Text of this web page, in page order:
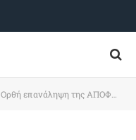
Ορθή επανάληψη της ΑΠΟΦΑΣΗΣ της από 07/02/2024 Γενικής Συνέλευσης του Συλλόγου Διοικητικού Προσωπικού ΕΚΠΑ